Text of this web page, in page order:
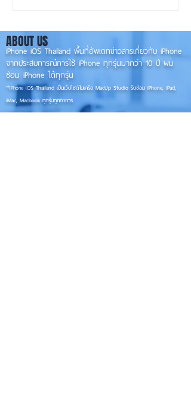
iPhone iOS Thailand พื้นที่อัพเดทข่าวสารเกี่ยวกับ iPhone
จากประสบการณ์การใช้ iPhone ทุกรุ่นมากว่า 10 ปี ผม
ซ่อม iPhone ได้ทุกรุ่น
**iPhone iOSThailand เป็นเว็บไซต์ในเครือ MacUp Studio รับซ่อม iPhone, iPad,
iMac, Macbook ทุกรุ่นทุกอาการ
ABOUT US